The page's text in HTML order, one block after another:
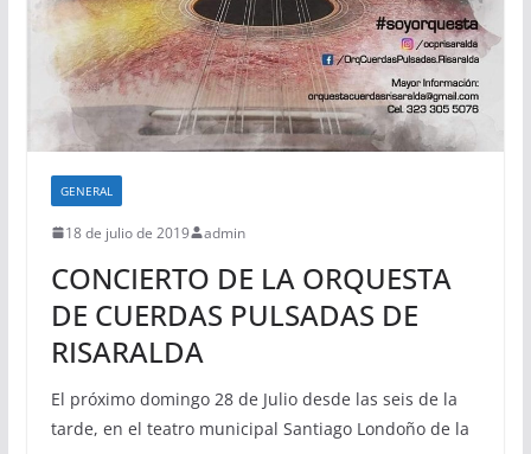
GENERAL
18 de julio de 2019 admin
CONCIERTO DE LA ORQUESTA
DE CUERDAS PULSADAS DE
RISARALDA
El próximo domingo 28 de Julio desde las seis de la
tarde, en el teatro municipal Santiago Londoño de la